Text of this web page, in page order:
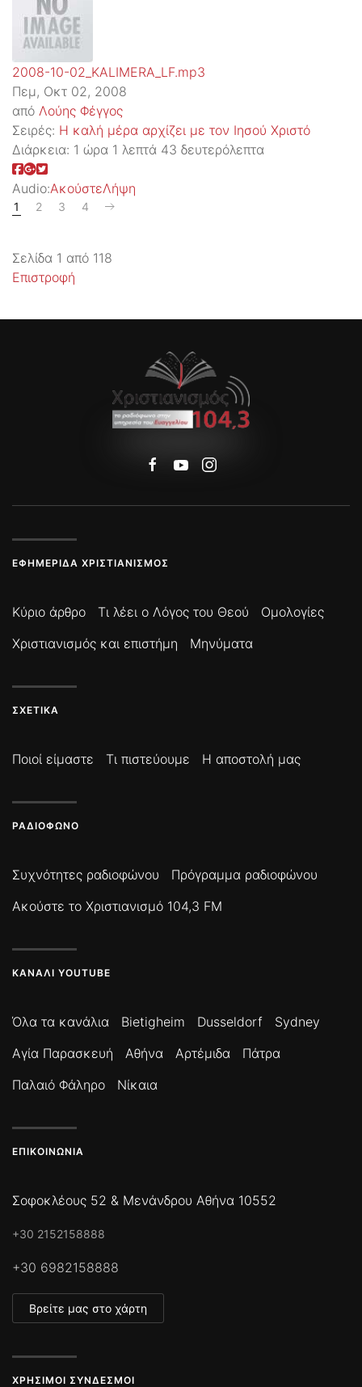
2008-10-02_KALIMERA_LF.mp3
Πεμ, Οκτ 02, 2008
από Λούης Φέγγος
Σειρές: Η καλή μέρα αρχίζει με τον Ιησού Χριστό
Διάρκεια: 1 ώρα 1 λεπτά 43 δευτερόλεπτα
Audio:ΑκούστεΛήψη
1 2 3 4
Σελίδα 1 από 118
Επιστροφή
ΕΦΗΜΕΡΊΔΑ ΧΡΙΣΤΙΑΝΙΣΜΌΣ
Κύριο άρθρο Τι λέει ο Λόγος του Θεού
Ομολογίες
Χριστιανισμός και επιστήμη
Μηνύματα
ΣΧΕΤΙΚΆ
Ποιοί είμαστε Τι πιστεύουμε Η αποστολή μας
ΡΑΔΙΌΦΩΝΟ
Συχνότητες ραδιοφώνου
Πρόγραμμα ραδιοφώνου
Ακούστε το Χριστιανισμό 104,3 FM
ΚΑΝΆΛΙ YOUTUBE
Όλα τα κανάλια Bietigheim Dusseldorf
Sydney
Αγία Παρασκευή
Αθήνα Αρτέμιδα
Πάτρα
Παλαιό Φάληρο
Νίκαια
ΕΠΙΚΟΙΝΩΝΊΑ
Σοφοκλέους 52 & Μενάνδρου Αθήνα 10552
+30 2152158888
+30 6982158888
Βρείτε μας στο χάρτη
ΧΡΉΣΙΜΟΙ ΣΎΝΔΕΣΜΟΙ